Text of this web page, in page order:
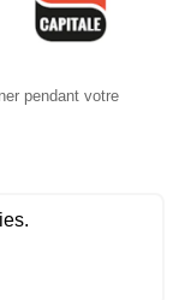
-Politique de